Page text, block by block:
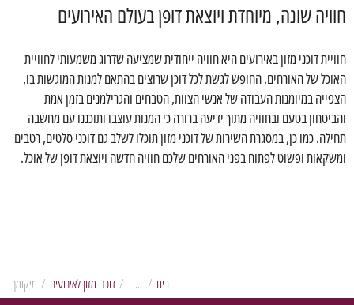
חוויה שונה, מיוחדת ויוצאת דופן בעולם האירועים
חוויית דוכני מזון באירועים היא חוויה ייחודית שמציעה שדרוג משמעותי לחוויית
האוכל של האורחים. החופש לגשת לכל דוכן שרוצים בהתאם למנות המוגשות בו,
הצפייה במיומנות העבודה של אנשי הצוות, הטבחים והגרילמנים בזמן אמת
והביטחון בטעם ובחוויה מתוך ידיעה ברורה כי המנות עוצבו ותוכננו עם מחשבה
תחילה. כמו כן, במסגרת השירות של דוכני מזון תוכלו לשלב גם דוכני סלטים, רטבים
ומשקאות ופשוט לפתוח בפני האורחים שלכם חוויה חדשה ויוצאת דופן של אוכל.
בית / קייטרינג
בשרי
/ דוכני מזון לאירועים / מיקומך